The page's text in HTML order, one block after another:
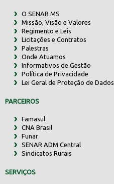
O SENAR MS
Missão, Visão e Valores
Regimento e Leis
Licitações e Contratos
Palestras
Onde Atuamos
Informativos de Gestão
Política de Privacidade
Lei Geral de Proteção de Dados
PARCEIROS
Famasul
CNA Brasil
Funar
SENAR ADM Central
Sindicatos Rurais
SERVIÇOS